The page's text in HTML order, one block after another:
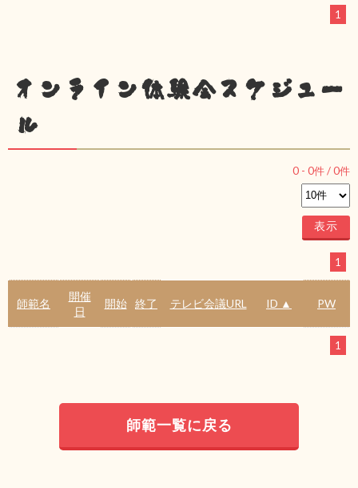
1
オンライン体験会スケジュー
ル
0 - 0件 /0件
1
師範名
開催
日
開始 終了 テレビ会議URL ID ▲ PW
1
師範一覧に戻る